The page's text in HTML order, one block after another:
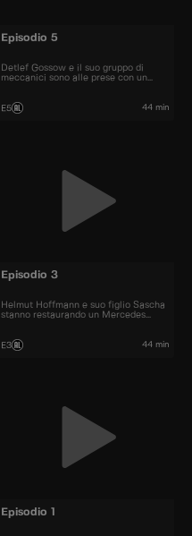
Episodio 5
Detlef Gossow e il suo gruppo di
meccanici sono alle prese con un
E5 44 min
Episodio 3
Helmut Hoffmann e suo figlio Sascha
stanno restaurando un Mercedes
E3 44 min
Episodio 1